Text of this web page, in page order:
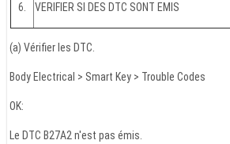
6. VERIFIER SI DES DTC SONT EMIS
(a) Vérifier les DTC.
Body Electrical > Smart Key > Trouble Codes
OK:
Le DTC B27A2 n'est pas émis.